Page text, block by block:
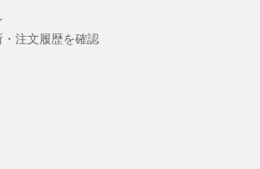
・注文履歴を確認